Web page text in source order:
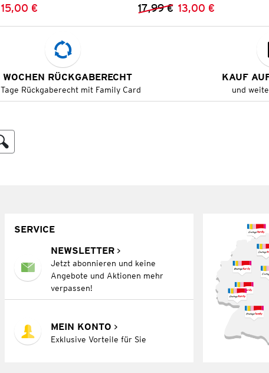
Preis:
Preis:
15,00 € Vorheriger Preis:
17,99 € Neuer Preis:
13,00 €
RÜCKGABERECHT
Rückgaberecht mit Family Card
KAUF
und
SERVICE
NEWSLETTER
Jetzt abonnieren und keine
Angebote und Aktionen mehr
verpassen!
MEIN KONTO
Exklusive Vorteile für Sie